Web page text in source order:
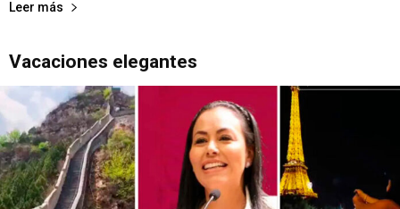
Leer más
Vacaciones elegantes